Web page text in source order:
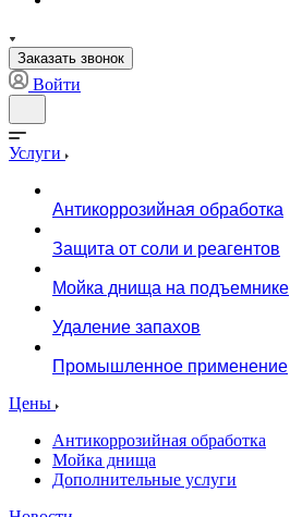
Заказать звонок
Войти
Услуги
Антикоррозийная обработка
Защита от соли и реагентов
Мойка днища на подъемнике
Удаление запахов
Промышленное применение
Цены
Антикоррозийная обработка
Мойка днища
Дополнительные услуги